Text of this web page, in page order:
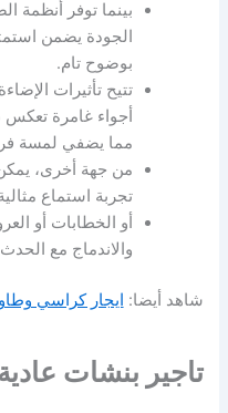
بينما توفر أنظمة
الجودة يضمن
بوضوح تام.
تتيح تأثيرات
أجواء غامرة تعكس
مما يضفي لمسة
من جهة أخرى،
تجربة استماع
أو الخطابات أو
والاندماج مع
شاهد أيضا: ايجار كراسي وطاولات |60656620|
تاجير بنشات